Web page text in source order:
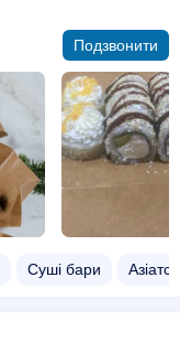
Подзвонити
Суші бари